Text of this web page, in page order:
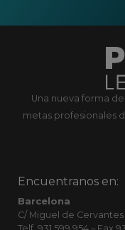
Una nueva forma
metas profesionales
Encuentranos en:
Barcelona
C/ Miguel de